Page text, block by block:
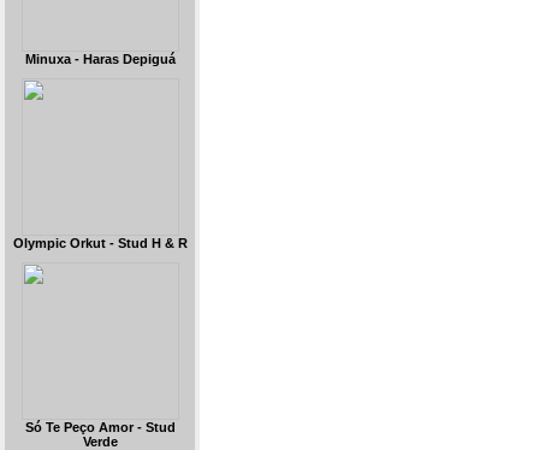
Minuxa - Haras Depiguá
Olympic Orkut - Stud H & R
Só Te Peço Amor - Stud
Verde